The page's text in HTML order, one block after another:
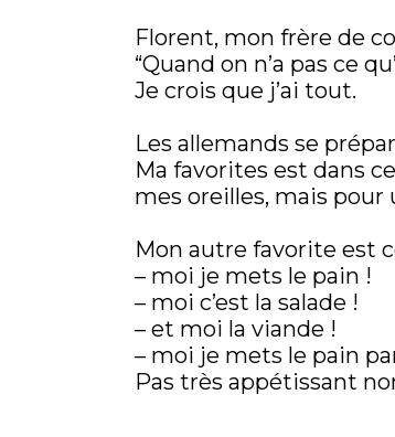
Florent, mon frère de
“Quand on n’a pas ce
Je crois que j’ai tout.
Les allemands se
Ma favorites est dans
mes oreilles, mais pour
Mon autre favorite est
– moi je mets le pain !
– moi c’est la salade !
– et moi la viande !
– moi je mets le pain
Pas très appétissant